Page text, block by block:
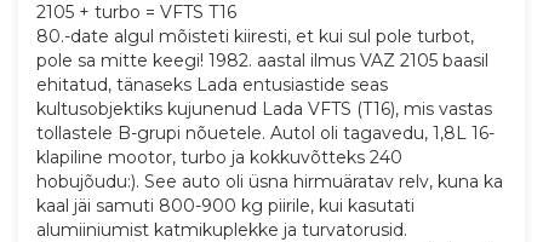
2105 + turbo = VFTS T16
80.-date algul mõisteti kiiresti, et kui sul pole turbot,
pole sa mitte keegi! 1982. aastal ilmus VAZ 2105 baasil
ehitatud, tänaseks Lada entusiastide seas
kultusobjektiks kujunenud Lada VFTS (T16), mis vastas
tollastele B-grupi nõuetele. Autol oli tagavedu, 1,8L 16-
klapiline mootor, turbo ja kokkuvõtteks 240
hobujõudu:). See auto oli üsna hirmuäratav relv, kuna ka
kaal jäi samuti 800-900 kg piirile, kui kasutati
alumiiniumist katmikuplekke ja turvatorusid.